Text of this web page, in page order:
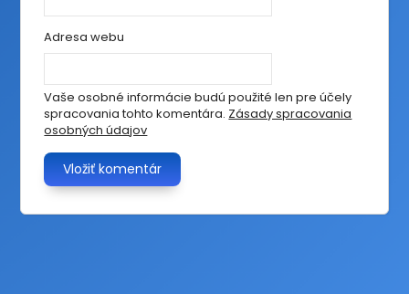
Adresa webu
Vaše osobné informácie budú použité len pre účely
spracovania tohto komentára. Zásady spracovania
osobných údajov